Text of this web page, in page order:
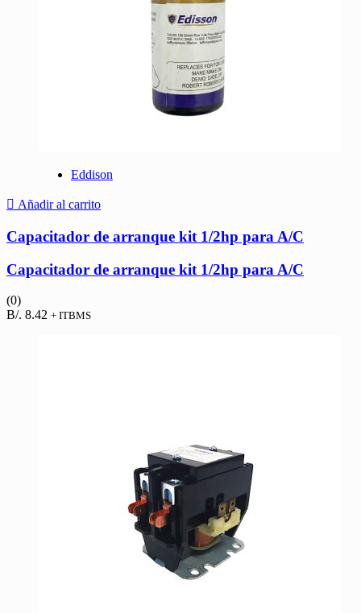
Eddison
Añadir al carrito
Capacitador de arranque kit 1/2hp para A/C
Capacitador de arranque kit 1/2hp para A/C
(0)
B/. 8.42 + ITBMS